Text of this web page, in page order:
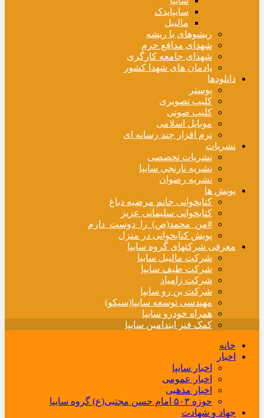
سایپایدک
مالیبل
ریشوهای با ریشه
شهدای مدافع حرم
شهدای جامعه کارگری
یادمان های شهدا کشور
دانلودها
پوستر
کلیپ تصویری
کلیپ صوتی
موبایل اسلامی
نرم افزار چند رسانه ای
نشریات
نشریات تخصصی
نشریه نارنجی سایپا
نشریه رضوان
پویش ها
کتابخوانی خانم مرضیه دباغ
کتابخوانی سلیمانی عزیز
#من_محمد(ص)_را_دوست_دارم
پویش کتابخوانی در منزل
معرفی شرکتهای گروه سایپا
شرکت مالیبل سایپا
شرکت طیف سایپا
شرکت زامیاد
شرکت بن رو سایپا
مهندسی توسعه سایپا(سیکو)
همراه خودرو سایپا
کمک فنر ایندامین سایپا
خانه
اخبار
اخبار سایپا
اخبار عمومی
اخبار مذهبی
حوزه ۵۰۳ امام حسن مجتبی(ع) گروه سایپا
جهاد و شهادت